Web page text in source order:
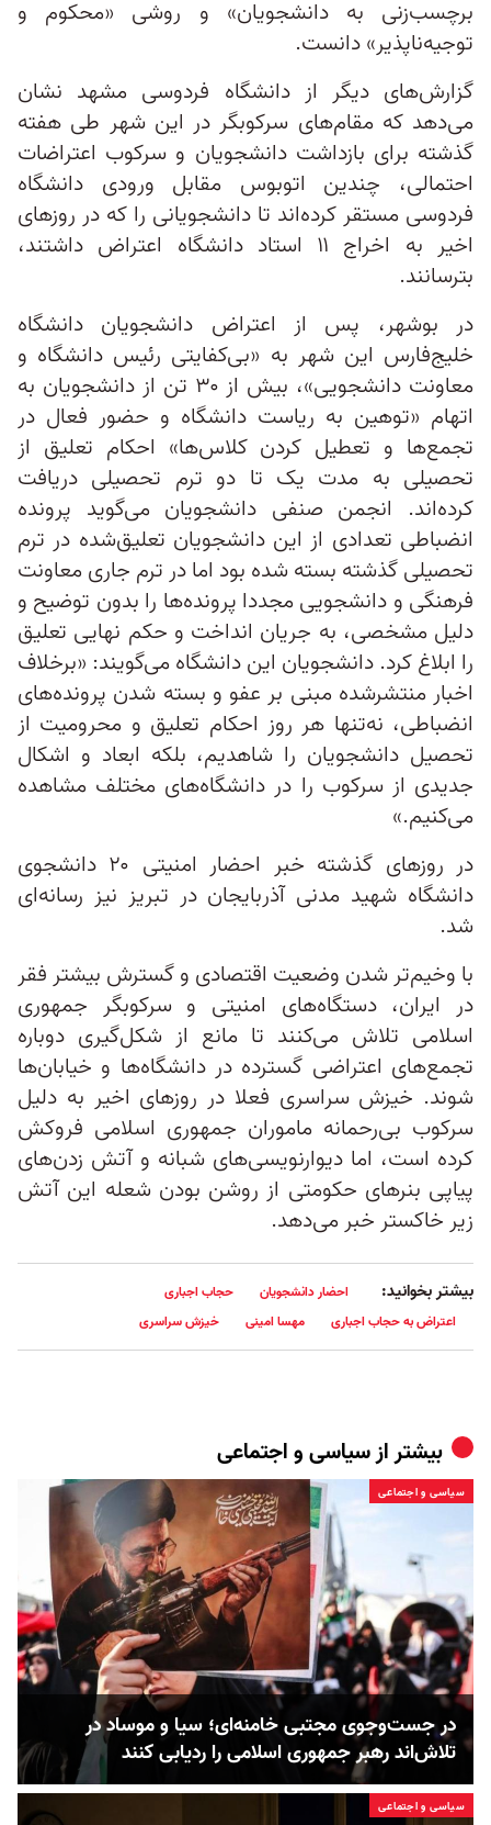
برچسب‌زنی به دانشجویان» و روشی «محکوم و
توجیه‌ناپذیر» دانست.
گزارش‌های دیگر از دانشگاه فردوسی مشهد نشان
می‌دهد که مقام‌های سرکوبگر در این شهر طی هفته
گذشته برای بازداشت دانشجویان و سرکوب اعتراضات
احتمالی، چندین اتوبوس مقابل ورودی دانشگاه
فردوسی مستقر کرده‌اند تا دانشجویانی را که در روزهای
اخیر به اخراج ۱۱ استاد دانشگاه اعتراض داشتند،
بترسانند.
در بوشهر، پس از اعتراض دانشجویان دانشگاه
خلیج‌فارس این شهر به «بی‌کفایتی رئیس دانشگاه و
معاونت دانشجویی»، بیش از ۳۰ تن از دانشجویان به
اتهام «توهین به ریاست دانشگاه و حضور فعال در
تجمع‌ها و تعطیل کردن کلاس‌ها» احکام تعلیق از
تحصیلی به مدت یک تا دو ترم تحصیلی دریافت
کرده‌اند. انجمن صنفی دانشجویان می‌گوید پرونده
انضباطی تعدادی از این دانشجویان تعلیق‌شده‌ در ترم
تحصیلی گذشته بسته شده بود اما در ترم جاری معاونت
فرهنگی و دانشجویی مجددا پرونده‌ها را بدون توضیح و
دلیل مشخصی، به جریان انداخت و حکم نهایی تعلیق
را ابلاغ کرد. دانشجویان این دانشگاه می‌گویند: «برخلاف
اخبار منتشرشده مبنی بر عفو و بسته شدن پرونده‌های
انضباطی، نه‌تنها هر روز احکام تعلیق و محرومیت از
تحصیل دانشجویان را شاهدیم، بلکه ابعاد و اشکال
جدیدی از سرکوب را در دانشگاه‌های مختلف مشاهده
می‌کنیم.»
در روزهای گذشته خبر احضار امنیتی ۲۰ دانشجوی
دانشگاه شهید مدنی آذربایجان در تبریز نیز رسانه‌ای
شد.
با وخیم‌تر شدن وضعیت اقتصادی و گسترش بیشتر فقر
در ایران، دستگاه‌های امنیتی و سرکوبگر جمهوری
اسلامی تلاش می‌کنند تا مانع از شکل‌گیری دوباره
تجمع‌های اعتراضی گسترده در دانشگاه‌ها و خیابان‌ها
شوند. خیزش سراسری فعلا در روزهای اخیر به دلیل
سرکوب بی‌رحمانه ماموران جمهوری اسلامی فروکش
کرده است، اما دیوارنویسی‌های شبانه و آتش زدن‌های
پیاپی بنرهای حکومتی از روشن بودن شعله این آتش
زیر خاکستر خبر می‌دهد.
بیشتر بخوانید: احضار دانشجویان
حجاب اجباری
اعتراض به حجاب اجباری
مهسا امینی خیزش سراسری
بیشتر ازسیاسی و اجتماعی
سیاسی و اجتماعی
در جست‌و‌جوی مجتبی خامنه‌ای؛ سیا و موساد در
تلاش‌اند رهبر جمهوری اسلامی را ردیابی کنند
سیاسی و اجتماعی